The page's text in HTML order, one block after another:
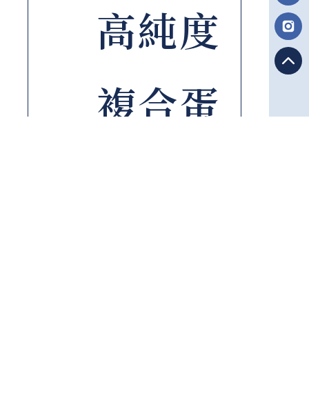
高純度
複合蛋